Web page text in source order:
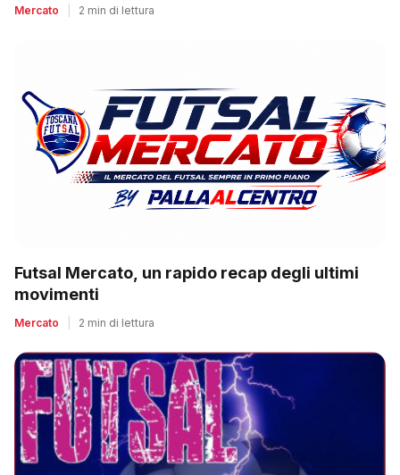
Mercato 2 min di lettura
Futsal Mercato, un rapido recap degli ultimi
movimenti
Mercato 2 min di lettura